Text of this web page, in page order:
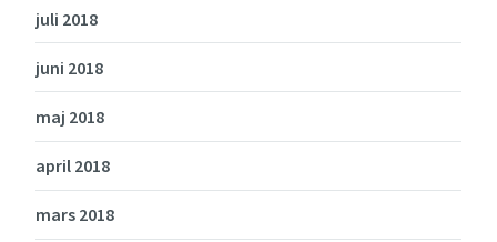
juli 2018
juni 2018
maj 2018
april 2018
mars 2018